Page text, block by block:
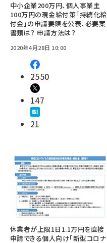
中小企業200万円、個人事業主
100万円の現金給付策「持続化給
付金」の申請要領を公表、必要案
書類は？ 申請方法は？
2020年4月28日 10:00
2550
147
21
休業者が上限1日1.1万円を直接
申請できる個人向け「新型コロナ